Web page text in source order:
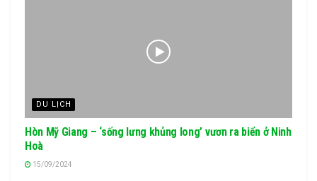
DU LỊCH
Hòn Mỹ Giang – ‘sống lưng khủng long’ vươn ra biển ở Ninh
Hoà
15/09/2024